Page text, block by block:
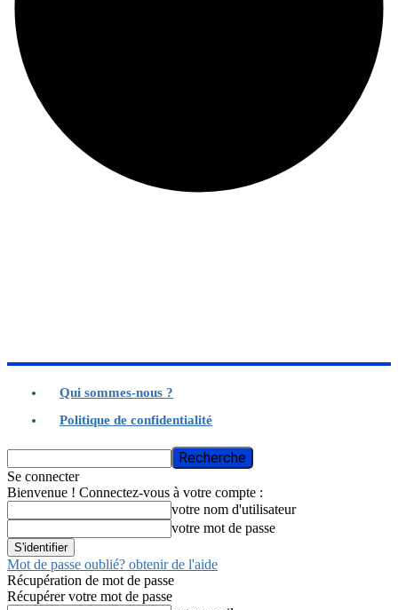
Qui sommes-nous ?
Politique de confidentialité
Se connecter
Bienvenue ! Connectez-vous à votre compte :
votre nom d'utilisateur
votre mot de passe
Mot de passe oublié? obtenir de l'aide
Récupération de mot de passe
Récupérer votre mot de passe